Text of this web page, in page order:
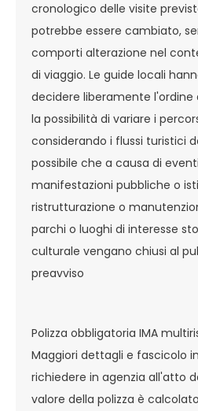
cronologico delle visite
potrebbe essere cambiato,
comporti alterazione nel
di viaggio. Le guide locali
decidere liberamente l'ordine
la possibilità di variare i
considerando i flussi turistici
possibile che a causa di
manifestazioni pubbliche o
ristrutturazione o
parchi o luoghi di interesse
culturale vengano chiusi al
preavviso
Polizza obbligatoria IMA
Maggiori dettagli e fascicolo
richiedere in agenzia all'atto
valore della polizza è